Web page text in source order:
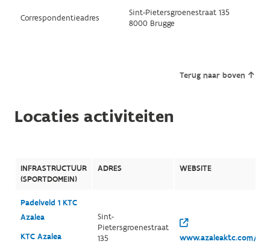
Correspondentieadres
Sint-Pietersgroenestraat 135
8000 Brugge
Terug naar boven
Locaties activiteiten
INFRASTRUCTUUR
(SPORTDOMEIN)
ADRES WEBSITE
Padelveld 1 KTC
Azalea
KTC Azalea
Sint-
Pietersgroenestraat
135
www.azaleaktc.com/